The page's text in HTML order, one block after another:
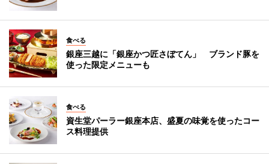
食べる
銀座三越に「銀座かつ匠さぼてん」 ブランド豚を
使った限定メニューも
食べる
資生堂パーラー銀座本店、盛夏の味覚を使ったコー
ス料理提供